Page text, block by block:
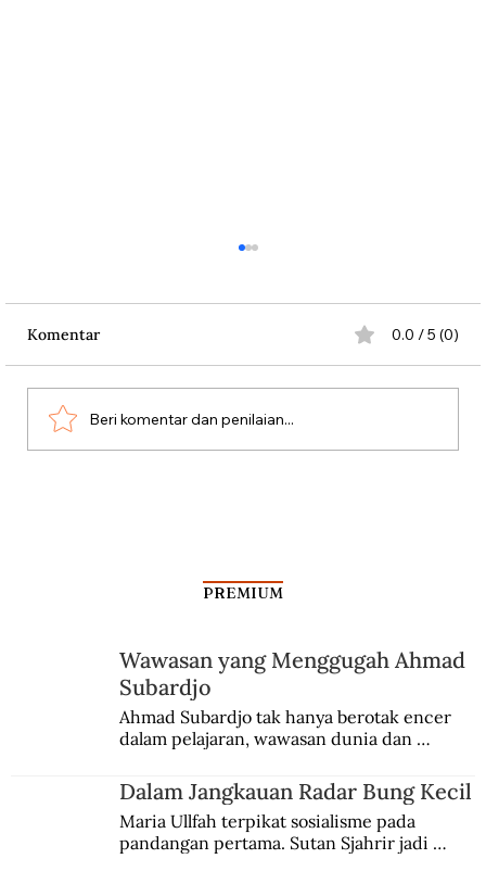
Komentar 0.0 / 5 (0)
Beri komentar dan penilaian...
PREMIUM
Wawasan yang Menggugah Ahmad
Subardjo
Ahmad Subardjo tak hanya berotak encer
dalam pelajaran, wawasan dunia dan
Jules Verne, Multatuli, hingga Sun Yat-sen.
Dalam Jangkauan Radar Bung Kecil
Maria Ullfah terpikat sosialisme pada
pandangan pertama. Sutan Sjahrir jadi